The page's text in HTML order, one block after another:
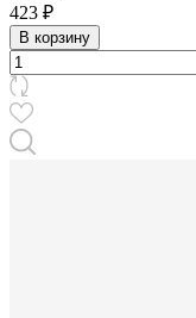
423 ₽
В корзину